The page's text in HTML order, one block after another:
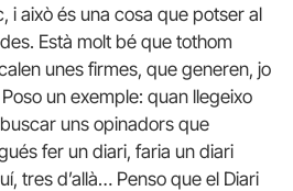
i això és una cosa que potser al
Està molt bé que tothom
unes firmes, que generen, jo
un exemple: quan llegeixo
uns opinadors que
fer un diari, faria un diari
tres d’allà… Penso que el Diari